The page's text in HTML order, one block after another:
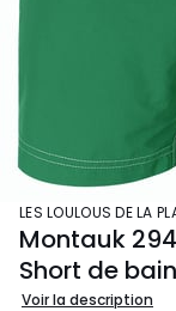
LES LOULOUS DE LA
Montauk
Short de
Voir la description